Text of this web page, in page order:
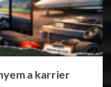
a karrier